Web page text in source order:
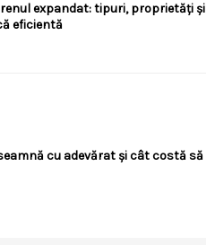
expandat: tipuri, proprietăți și
eficientă
cu adevărat și cât costă să